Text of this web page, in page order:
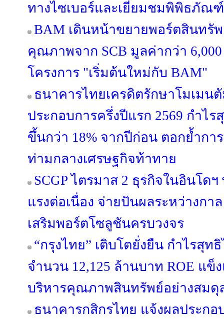
ทางไซเบอร์และเยี่ยมชมพิพิธภัณ
BAM เดินหน้าขยายพอร์ตสินทรั
คุณภาพจาก SCB มูลค่ากว่า
โครงการ "เริ่มต้นใหม่กับ BAM"
ธนาคารไทยเครดิตรักษาโมเมน
ประกอบการครึ่งปีแรก 2569 กำไ
ขึ้นกว่า 18% จากปีก่อน ตอกย้ำกา
ท่ามกลางเศรษฐกิจท้าทาย
SCGP ไตรมาส 2 ธุรกิจในอินโด
แรงต่อเนื่อง จ่ายปันผลระหว่างกา
เสริมพอร์ตโซลูชันครบวงจร
“กรุงไทย” เติบโตยั่งยืน กำไรสุท
จำนวน 12,125 ล้านบาท ROE แข็
บริหารคุณภาพสินทรัพย์อย่างสมดุ
ธนาคารกสิกรไทย แจ้งผลประกอ